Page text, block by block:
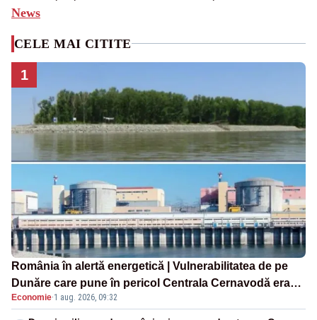
News
CELE MAI CITITE
1
România în alertă energetică | Vulnerabilitatea de pe
Dunăre care pune în pericol Centrala Cernavodă era
cunoscută de pe vremea lui Ceaușescu
Economie·1 aug. 2026, 09:32